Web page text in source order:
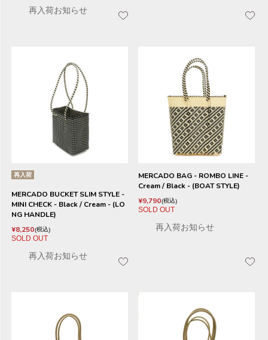
再入荷お知らせ
再入荷
MERCADO BUCKET SLIM STYLE -
MINI CHECK - Black / Cream - (LO
NG HANDLE)
¥8,250 税込
SOLD OUT
再入荷お知らせ
MERCADO BAG - ROMBO LINE -
Cream / Black - (BOAT STYLE)
¥9,790 税込
SOLD OUT
再入荷お知らせ